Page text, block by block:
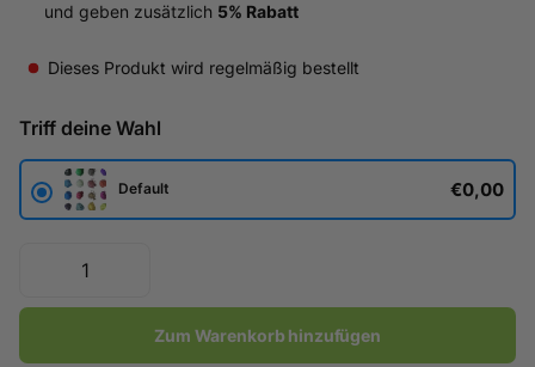
und geben zusätzlich 5% Rabatt
Dieses Produkt wird regelmäßig bestellt
Triff deine Wahl
Default €0,00
Zum Warenkorb hinzufügen